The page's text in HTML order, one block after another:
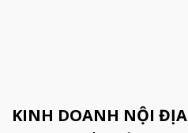
KINH DOANH NỘI ĐỊA